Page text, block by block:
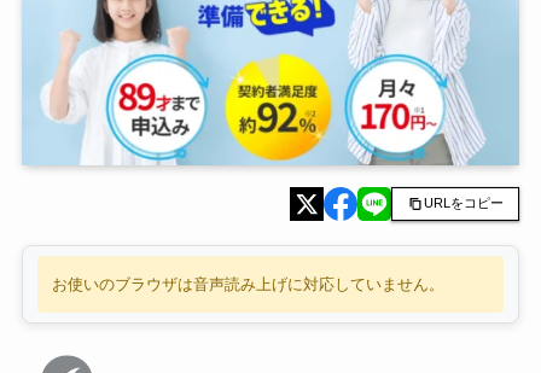
URLをコピー
お使いのブラウザは音声読み上げに対応していません。